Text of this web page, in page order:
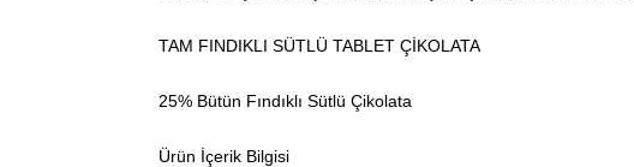
TAM FINDIKLI SÜTLÜ TABLET ÇİKOLATA
25% Bütün Fındıklı Sütlü Çikolata
Ürün İçerik Bilgisi